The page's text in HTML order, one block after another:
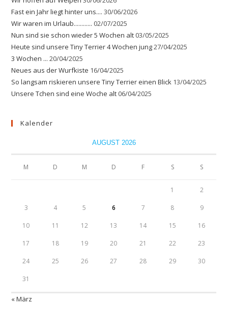
Fast ein Jahr liegt hinter uns.... 30/06/2026
Wir waren im Urlaub............ 02/07/2025
Nun sind sie schon wieder 5 Wochen alt 03/05/2025
Heute sind unsere Tiny Terrier 4 Wochen jung27/04/2025
3 Wochen ... 20/04/2025
Neues aus der Wurfkiste 16/04/2025
So langsam riskieren unsere Tiny Terrier einen Blick 13/04/2025
Unsere Tchen sind eine Woche alt 06/04/2025
Kalender
AUGUST 2026
M D M D F S S
1 2
3 4 5 6 7 8 9
10 11 12 13 14 15 16
17 18 19 20 21 22 23
24 25 26 27 28 29 30
31
« März